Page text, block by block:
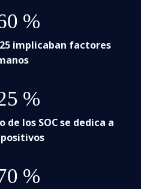
%
implicaban factores
%
los SOC se dedica a
%